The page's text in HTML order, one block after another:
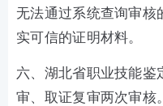
无法通过系统查询审核
实可信的证明材料。
六、湖北省职业技能鉴
审、取证复审两次审核